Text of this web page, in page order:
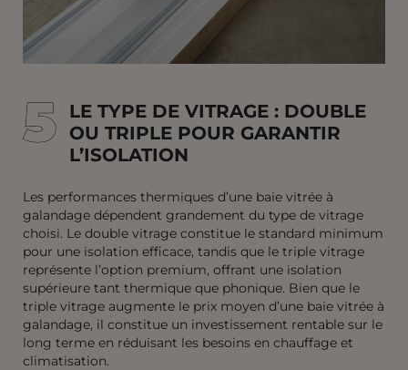
5
5
LE TYPE DE VITRAGE : DOUBLE
OU TRIPLE POUR GARANTIR
L’ISOLATION
Les performances thermiques d’une baie vitrée à
galandage dépendent grandement du type de vitrage
choisi. Le double vitrage constitue le standard minimum
pour une isolation efficace, tandis que le triple vitrage
représente l’option premium, offrant une isolation
supérieure tant thermique que phonique. Bien que le
triple vitrage augmente le prix moyen d’une baie vitrée à
galandage, il constitue un investissement rentable sur le
long terme en réduisant les besoins en chauffage et
climatisation.